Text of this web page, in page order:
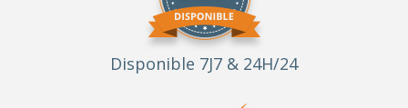
Disponible 7J7 & 24H/24